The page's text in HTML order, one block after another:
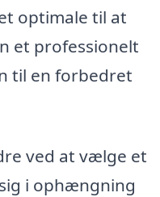
optimale til at
et professionelt
til en forbedret
ved at vælge et
i ophængning